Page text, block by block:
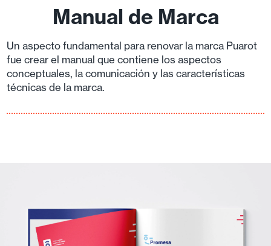
fue crear el manual que contiene los aspectos
conceptuales, la comunicación y las características
técnicas de la marca.